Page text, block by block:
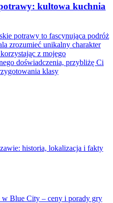
kultowa kuchnia
potrawy to fascynująca podróż
zrozumieć unikalny charakter
z mojego
doświadczenia, przybliżę Ci
klasy
historia, lokalizacja i fakty
Blue City – ceny i porady gry